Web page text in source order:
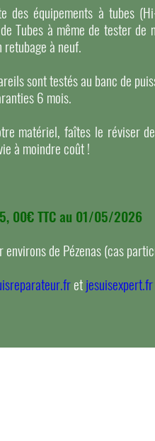
des équipements à tubes
Tubes à même de tester
à neuf.
sont testés au banc de
6 mois.
matériel, faîtes le réviser
à moindre coût !
00€ TTC au 01/05/2026
de Pézenas (cas
etjesuisexpert.fr